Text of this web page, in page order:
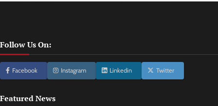
Follow Us On:
Facebook Instagram Linkedin Twitter
Featured News